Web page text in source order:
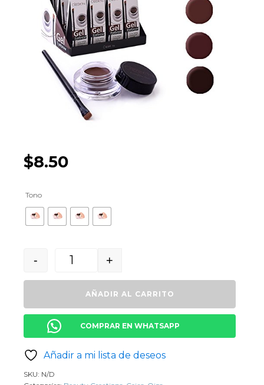
$8.50
Tono
- +
AÑADIR AL CARRITO
COMPRAR EN WHATSAPP
Añadir a mi lista de deseos
SKU: N/D